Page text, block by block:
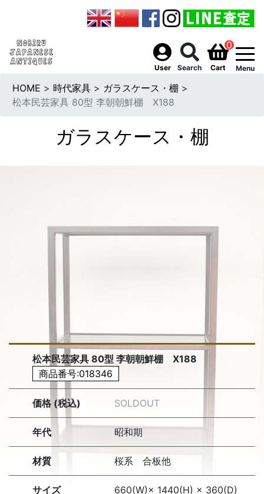
User Search
0
Cart Menu
HOME > 時代家具 > ガラスケース・棚 >
松本民芸家具 80型 李朝朝鮮棚 X188
ガラスケース・棚
松本民芸家具 80型 李朝朝鮮棚 X188
商品番号:018346
価格 (税込) SOLDOUT
年代 昭和期
材質 桜系 合板他
サイズ
660(W)× 1440(H) × 360(D)